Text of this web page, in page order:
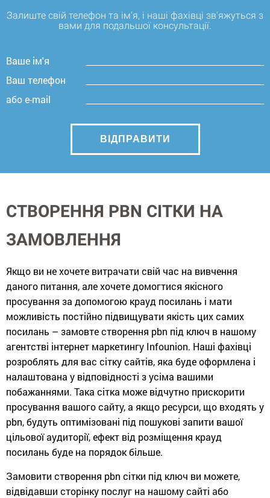
Залиште свій телефон та ім'я, і наші фахівці зв'яжуться з
вами для подальшої консультації.
Ваше ім'я
Ваш телефон
або e-mail
СТВОРЕННЯ PBN СІТКИ НА
ЗАМОВЛЕННЯ
Якщо ви не хочете витрачати свій час на вивчення
даного питання, але хочете домогтися якісного
просування за допомогою крауд ​​посилань і мати
можливість постійно підвищувати якість цих самих
посилань – замовте створення pbn під ключ в нашому
агентстві інтернет маркетингу Infounion. Наші фахівці
розроблять для вас сітку сайтів, яка буде оформлена і
налаштована у відповідності з усіма вашими
побажаннями. Така сітка може відчутно прискорити
просування вашого сайту, а якщо ресурси, що входять у
pbn, будуть оптимізовані під пошукові запити вашої
цільової аудиторії, ефект від розміщення крауд ​​
посилань буде на порядок більше.
Замовити створення pbn сітки під ключ ви можете,
відвідавши сторінку послуг на нашому сайті або